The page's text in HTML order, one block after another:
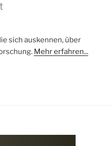
sich auskennen, über
Mehr erfahren...